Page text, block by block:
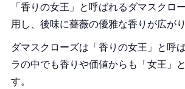
「香りの女王」と呼ばれるダマスクロ
用し、後味に薔薇の優雅な香りが広がり
ダマスクローズは「香りの女王」と呼
ラの中でも香りや価値からも「女王」
す。